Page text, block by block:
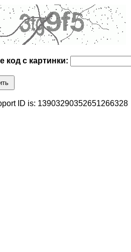
код с картинки:
ID is: 13903290352651266328